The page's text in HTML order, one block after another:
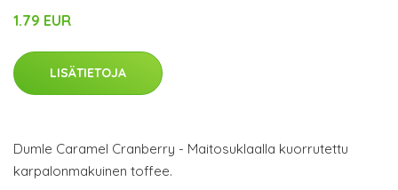
1.79 EUR
LISÄTIETOJA
Dumle Caramel Cranberry - Maitosuklaalla kuorrutettu
karpalonmakuinen toffee.